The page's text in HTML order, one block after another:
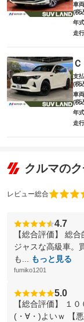
車
(税
年式
走行
支
(税
車
(税
年式
走行
クルマのク
レビュー総合
4.7
【総合評価】 総
ジャスな高級車。
も...
もっと見る
fumiko1201
5.0
【総合評価】 １
(・∀・)よいｗ 【